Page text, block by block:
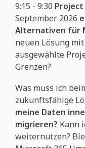
9:15 - 9:30
September 2026
Alternativen für
neuen Lösung
ausgewählte
Grenzen?
Was muss ich
zukunftsfähige
meine Daten
migrieren? Kann
weiternutzen?